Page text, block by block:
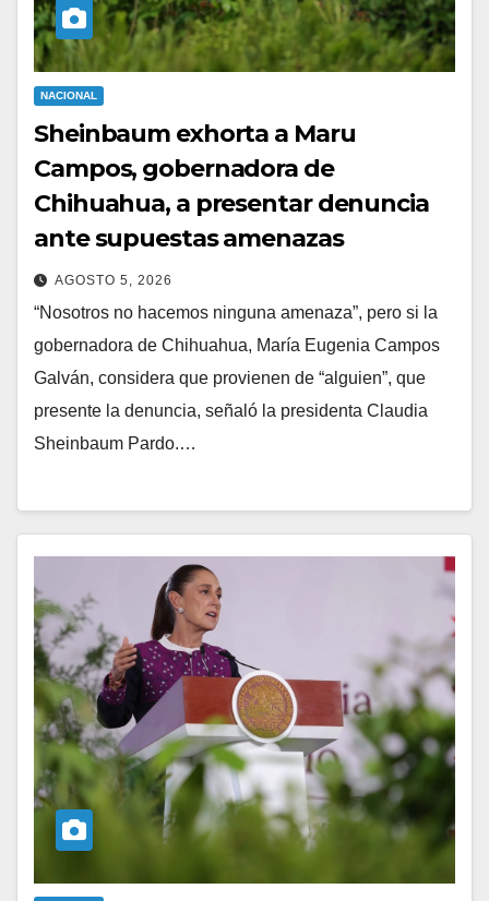
NACIONAL
Sheinbaum exhorta a Maru
Campos, gobernadora de
Chihuahua, a presentar denuncia
ante supuestas amenazas
AGOSTO 5, 2026
“Nosotros no hacemos ninguna amenaza”, pero si la
gobernadora de Chihuahua, María Eugenia Campos
Galván, considera que provienen de “alguien”, que
presente la denuncia, señaló la presidenta Claudia
Sheinbaum Pardo.…